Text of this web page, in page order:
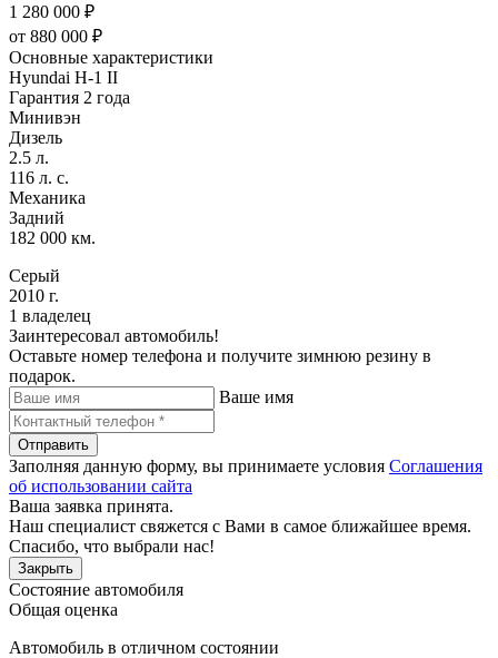
1 280 000 ₽
от 880 000 ₽
Основные характеристики
Hyundai H-1 II
Гарантия 2 года
Минивэн
Дизель
2.5 л.
116 л. с.
Механика
Задний
182 000 км.
Серый
2010 г.
1 владелец
Заинтересовал автомобиль!
Оставьте номер телефона и получите зимнюю резину в
подарок.
Ваше имя
Отправить
Заполняя данную форму, вы принимаете условия Соглашения
об использовании сайта
Ваша заявка принята.
Наш специалист свяжется с Вами в самое ближайшее время.
Спасибо, что выбрали нас!
Закрыть
Состояние автомобиля
Общая оценка
Автомобиль в отличном состоянии